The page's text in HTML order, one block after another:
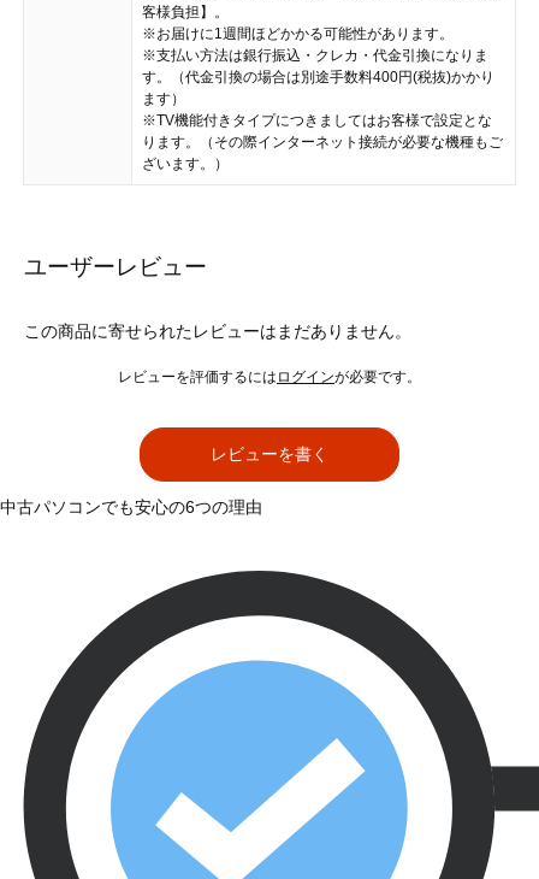
客様負担】。
※お届けに1週間ほどかかる可能性があります。
※支払い方法は銀行振込・クレカ・代金引換になりま
す。（代金引換の場合は別途手数料400円(税抜)かかり
ます）
※TV機能付きタイプにつきましてはお客様で設定とな
ります。（その際インターネット接続が必要な機種もご
ざいます。）
ユーザーレビュー
この商品に寄せられたレビューはまだありません。
レビューを評価するには ログインが必要です。
レビューを書く
中古パソコンでも安心の6つの理由